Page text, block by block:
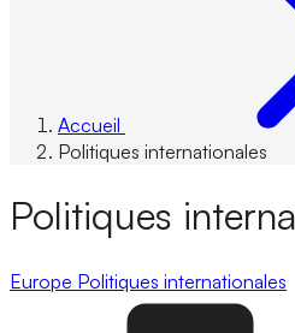
Accueil
Politiques internationales
Politiques
Europe Politiques internationales